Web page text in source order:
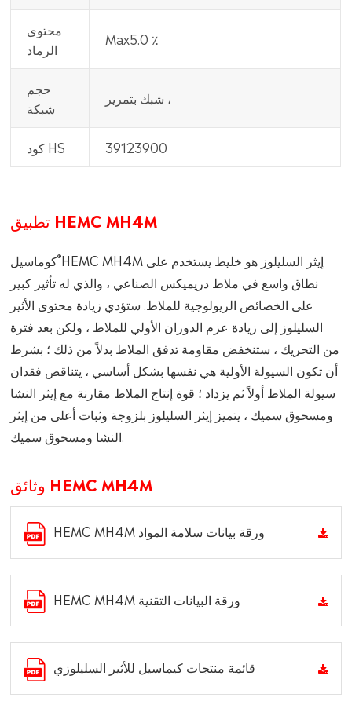
محتوى
الرماد
Max5.0 ٪
حجم
شبكة
شبك بتمرير ،
كود HS 39123900
تطبيق HEMC MH4M
كوماسيل®HEMC MH4M إيثر السليلوز هو خليط يستخدم على
نطاق واسع في ملاط دريميكس الصناعي ، والذي له تأثير كبير
على الخصائص الريولوجية للملاط. ستؤدي زيادة محتوى الأثير
السليلوز إلى زيادة عزم الدوران الأولي للملاط ، ولكن بعد فترة
من التحريك ، ستنخفض مقاومة تدفق الملاط بدلاً من ذلك ؛ بشرط
أن تكون السيولة الأولية هي نفسها بشكل أساسي ، يتناقص فقدان
سيولة الملاط أولاً ثم يزداد ؛ قوة إنتاج الملاط مقارنة مع إيثر النشا
ومسحوق سميك ، يتميز إيثر السليلوز بلزوجة وثبات أعلى من إيثر
وثائق HEMC MH4M
HEMC MH4M ورقة بيانات سلامة المواد
HEMC MH4M ورقة البيانات التقنية
قائمة منتجات كيماسيل للأثير السليلوزي